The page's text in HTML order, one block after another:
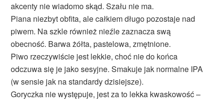
akcenty nie wiadomo skąd. Szału nie ma.
Piana niezbyt obfita, ale całkiem długo pozostaje nad
piwem. Na szkle również nieźle zaznacza swą
obecność. Barwa żółta, pastelowa, zmętnione.
Piwo rzeczywiście jest lekkie, choć nie do końca
odczuwa się je jako sesyjne. Smakuje jak normalne IPA
(w sensie jak na standardy dzisiejsze).
Goryczka nie występuje, jest za to lekka kwaskowość –